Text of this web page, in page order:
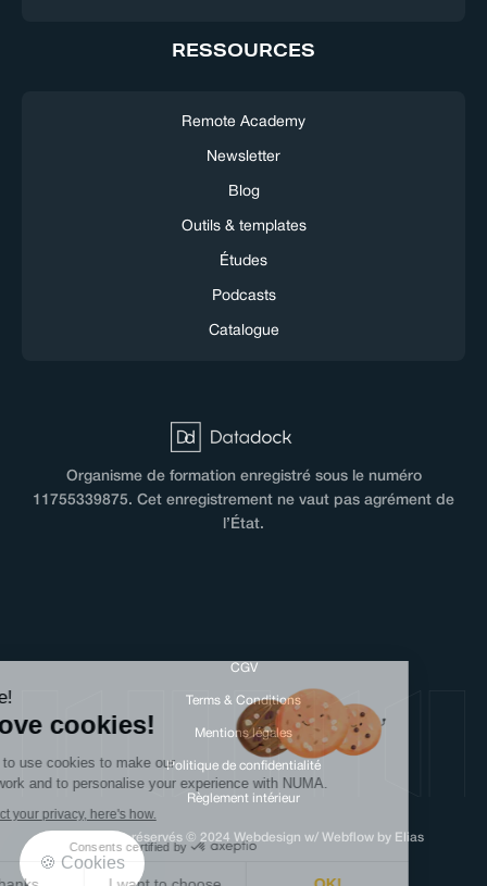
RESSOURCES
Remote Academy
Newsletter
Blog
Outils & templates
Études
Podcasts
Catalogue
Organisme de formation enregistré sous le numéro
11755339875. Cet enregistrement ne vaut pas agrément de
l’État.
CGV
Terms & Conditions
Mentions légales
Politique de confidentialité
Règlement intérieur
Tous droits réservés © 2024 Webdesign w/ Webflow by Elias
We love cookies!
We need to use cookies to make our
website work and to personalise your experience with NUMA.
We respect your privacy, here's how.
Consents certified by
🍪 Cookies